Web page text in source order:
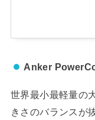
Anker
世界最小最軽量の
きさのバランスが